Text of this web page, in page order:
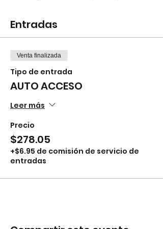
Entradas
Venta finalizada
Tipo de entrada
AUTO ACCESO
Leer más
Precio
$278.05
+$6.95 de comisión de servicio de
entradas